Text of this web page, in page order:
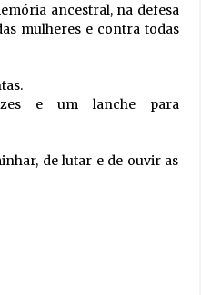
ancestral, na defesa
mulheres e contra todas
e um lanche para
de lutar e de ouvir as